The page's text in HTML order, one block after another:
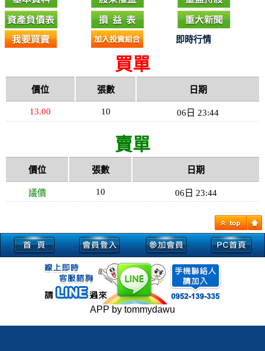
即時行情
買單
價位 張數 日期
13.00 10 06日 23:44
賣單
價位 張數 日期
議價 10 06日 23:44
APP by tommydawu